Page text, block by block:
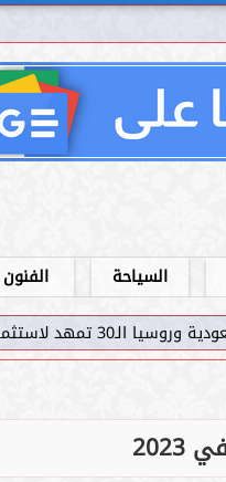
السياحة الفنون